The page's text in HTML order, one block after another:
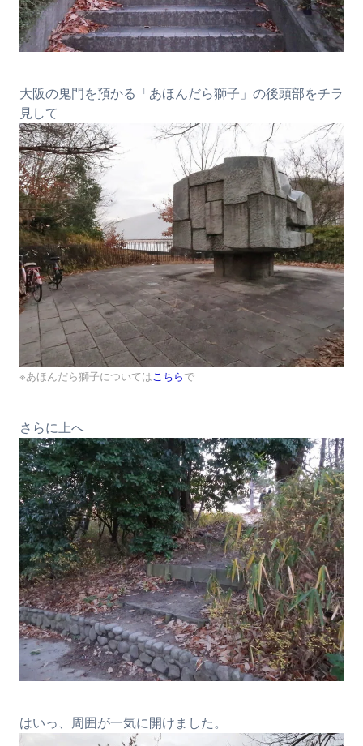
大阪の鬼門を預かる「あほんだら獅子」の後頭部をチラ
見して
※あほんだら獅子については こちら で
さらに上へ
はいっ、周囲が一気に開けました。